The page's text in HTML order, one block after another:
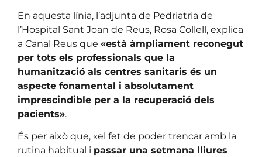
En aquesta línia, l’adjunta de Pedriatria de
l’Hospital Sant Joan de Reus, Rosa Collell, explica
a Canal Reus que «està àmpliament reconegut
per tots els professionals que la
humanització als centres sanitaris és un
aspecte fonamental i absolutament
imprescindible per a la recuperació dels
pacients».
És per això que, «el fet de poder trencar amb la
rutina habitual i passar una setmana lliures